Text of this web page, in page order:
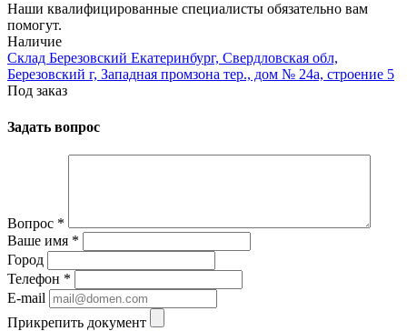
Наши квалифицированные специалисты обязательно вам
помогут.
Наличие
Склад Березовский Екатеринбург, Свердловская обл,
Березовский г, Западная промзона тер., дом № 24а, строение 5
Под заказ
Задать вопрос
Вопрос *
Ваше имя *
Город
Телефон *
E-mail
Прикрепить документ